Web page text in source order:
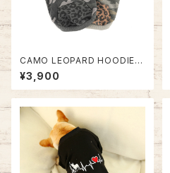
CAMO LEOPARD HOODIE N
J20AW0302
¥3,900